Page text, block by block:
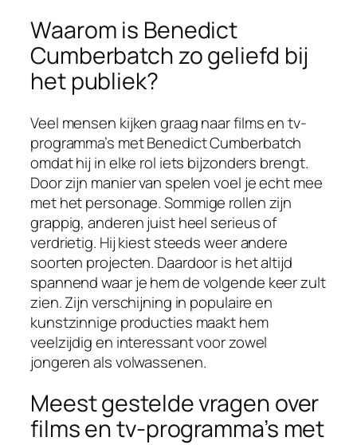
Waarom is Benedict
Cumberbatch zo geliefd bij
het publiek?
Veel mensen kijken graag naar films en tv-
programma’s met Benedict Cumberbatch
omdat hij in elke rol iets bijzonders brengt.
Door zijn manier van spelen voel je echt mee
met het personage. Sommige rollen zijn
grappig, anderen juist heel serieus of
verdrietig. Hij kiest steeds weer andere
soorten projecten. Daardoor is het altijd
spannend waar je hem de volgende keer zult
zien. Zijn verschijning in populaire en
kunstzinnige producties maakt hem
veelzijdig en interessant voor zowel
jongeren als volwassenen.
Meest gestelde vragen over
films en tv-programma’s met